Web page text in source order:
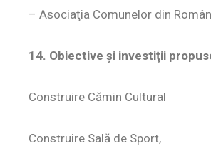
– Asociaţia Comunelor din
14. Obiective şi investiţii
Construire Cămin Cultural
Construire Sală de Sport,